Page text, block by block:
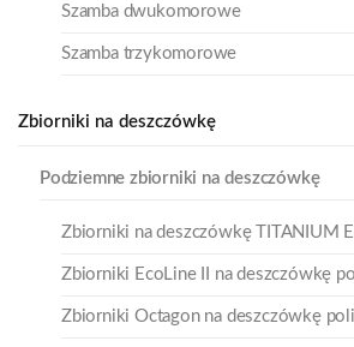
Szamba dwukomorowe
Szamba trzykomorowe
Zbiorniki na deszczówkę
Podziemne zbiorniki na deszczówkę
Zbiorniki na deszczówkę TITANIUM
Zbiorniki EcoLine II na deszczówkę
Zbiorniki Octagon na deszczówkę